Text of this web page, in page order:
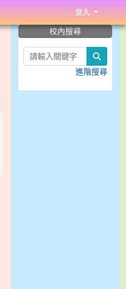
::: 校內搜尋
進階搜尋
登入